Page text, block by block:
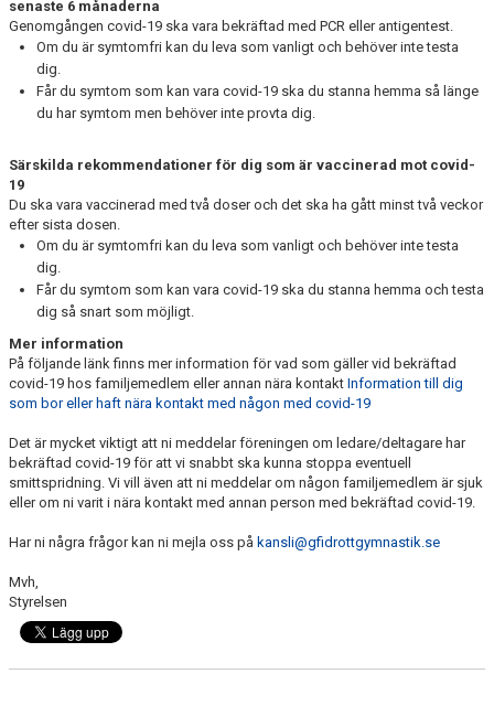
senaste 6 månaderna
Genomgången covid-19 ska vara bekräftad med PCR eller antigentest.
Om du är symtomfri kan du leva som vanligt och behöver inte testa
dig.
Får du symtom som kan vara covid-19 ska du stanna hemma så länge
du har symtom men behöver inte provta dig.
Särskilda rekommendationer för dig som är vaccinerad mot covid-
19
Du ska vara vaccinerad med två doser och det ska ha gått minst två veckor
efter sista dosen.
Om du är symtomfri kan du leva som vanligt och behöver inte testa
dig.
Får du symtom som kan vara covid-19 ska du stanna hemma och testa
dig så snart som möjligt.
Mer information
På följande länk finns mer information för vad som gäller vid bekräftad
covid-19 hos familjemedlem eller annan nära kontakt Information till dig
som bor eller haft nära kontakt med någon med covid-19
Det är mycket viktigt att ni meddelar föreningen om ledare/deltagare har
bekräftad covid-19 för att vi snabbt ska kunna stoppa eventuell
smittspridning. Vi vill även att ni meddelar om någon familjemedlem är sjuk
eller om ni varit i nära kontakt med annan person med bekräftad covid-19.
Har ni några frågor kan ni mejla oss på kansli@gfidrottgymnastik.se
Mvh,
Styrelsen